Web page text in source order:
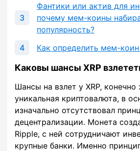
Фантики или актив для
почему мем-коины
популярность?
Как определить мем-
Каковы шансы XRP
Шансы на взлет у XRP,
уникальная криптовалюта, в
изначально отсутствовал
децентрализации. Монета
Ripple, с ней сотрудничают
крупные банки. Именно